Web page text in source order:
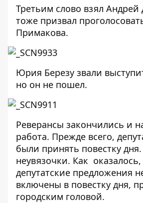
Третьим слово взял Андрей
тоже призвал
Примакова.
Юрия Березу звали
но он не пошел.
Реверансы закончились и
работа. Прежде всего,
были принять повестку
неувязочки. Как
депутатские предложения
включены в повестку дня,
городским головой.